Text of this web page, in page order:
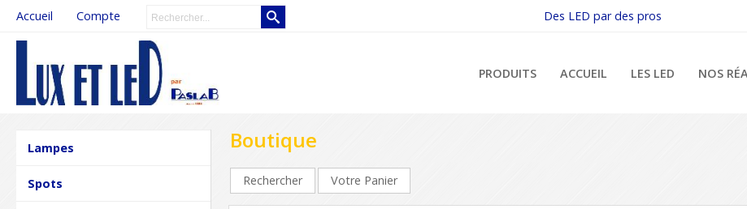
Accueil Compte Des LED par des pros
PRODUITS ACCUEIL LES LED NOS
Lampes
Spots
Boutique
Rechercher Votre Panier